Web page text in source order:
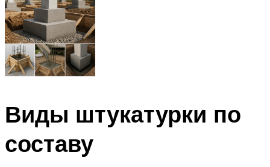
Виды штукатурки по
составу